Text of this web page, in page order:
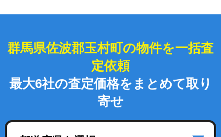
群馬県佐波郡玉村町の物件を一括査
定依頼
最大6社の査定価格をまとめて取り
寄せ